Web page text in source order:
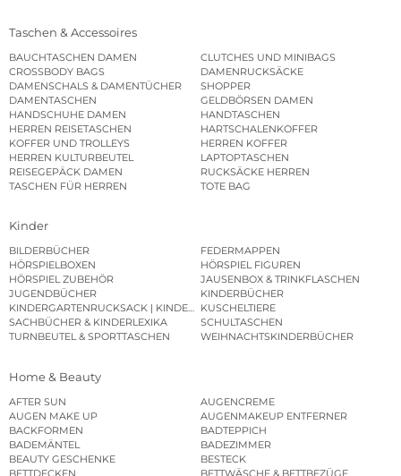
Taschen & Accessoires
BAUCHTASCHEN DAMEN
CLUTCHES UND MINIBAGS
CROSSBODY BAGS
DAMENRUCKSÄCKE
DAMENSCHALS & DAMENTÜCHER
SHOPPER
DAMENTASCHEN
GELDBÖRSEN DAMEN
HANDSCHUHE DAMEN
HANDTASCHEN
HERREN REISETASCHEN
HARTSCHALENKOFFER
KOFFER UND TROLLEYS
HERREN KOFFER
HERREN KULTURBEUTEL
LAPTOPTASCHEN
REISEGEPÄCK DAMEN
RUCKSÄCKE HERREN
TASCHEN FÜR HERREN
TOTE BAG
Kinder
BILDERBÜCHER
FEDERMAPPEN
HÖRSPIELBOXEN
HÖRSPIEL FIGUREN
HÖRSPIEL ZUBEHÖR
JAUSENBOX & TRINKFLASCHEN
JUGENDBÜCHER
KINDERBÜCHER
KINDERGARTENRUCKSACK | KINDERGARTENBEUTEL
KUSCHELTIERE
SACHBÜCHER & KINDERLEXIKA
SCHULTASCHEN
TURNBEUTEL & SPORTTASCHEN
WEIHNACHTSKINDERBÜCHER
Home & Beauty
AFTER SUN
AUGENCREME
AUGEN MAKE UP
AUGENMAKEUP ENTFERNER
BACKFORMEN
BADTEPPICH
BADEMÄNTEL
BADEZIMMER
BEAUTY GESCHENKE
BESTECK
BETTDECKEN
BETTWÄSCHE & BETTBEZÜGE